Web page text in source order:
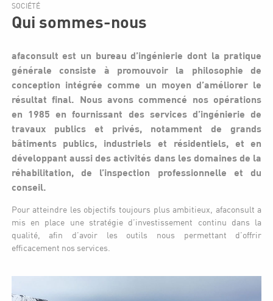
SOCIÉTÉ
Qui sommes-nous
afaconsult est un bureau d’ingénierie dont la pratique
générale consiste à promouvoir la philosophie de
conception intégrée comme un moyen d’améliorer le
résultat final. Nous avons commencé nos opérations
en 1985 en fournissant des services d’ingénierie de
travaux publics et privés, notamment de grands
bâtiments publics, industriels et résidentiels, et en
développant aussi des activités dans les domaines de la
réhabilitation, de l’inspection professionnelle et du
conseil.
Pour atteindre les objectifs toujours plus ambitieux, afaconsult a
mis en place une stratégie d’investissement continu dans la
qualité, afin d’avoir les outils nous permettant d’offrir
efficacement nos services.